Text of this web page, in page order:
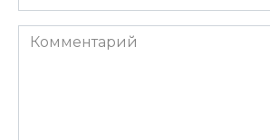
Комментарий